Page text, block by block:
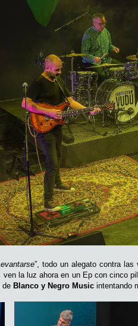
”, todo un alegato contra
la luz ahora en un Ep con cinco
de Blanco y Negro Music intentando